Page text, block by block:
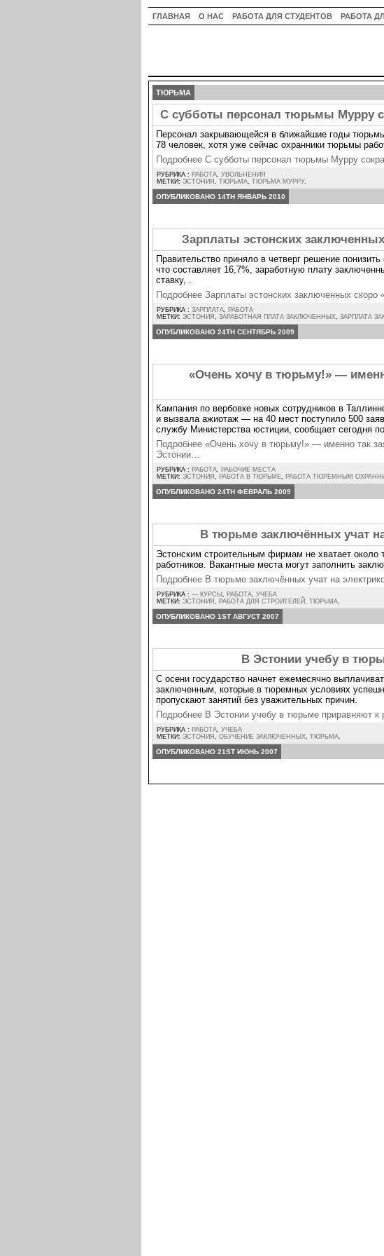
ГЛАВНАЯ О НАС РАБОТА ДЛЯ СТУДЕНТОВ РАБОТА
ТЮРЬМА
С субботы персонал тюрьмы Мурру
Персонал закрывающейся в ближайшие годы
78 человек, хотя уже сейчас охранники тюрьмы
Подробнее С субботы персонал тюрьмы Мурру
РУБРИКА : РАБОТА, УВОЛЬНЕНИЯ
МЕТКИ: ЭСТОНИЯ , ТЮРЬМА, ТЮРЬМА МУРРУ.
ОПУБЛИКОВАНО 14TH ЯНВАРЬ 2010
Зарплаты эстонских
Правительство приняло в четверг решение
что составляет 16,7%, заработную плату
ставку, .
Подробнее Зарплаты эстонских заключенных скоро
РУБРИКА : ЗАРПЛАТА, РАБОТА
МЕТКИ: ЭСТОНИЯ , ЗАРАБОТНАЯ ПЛАТА ЗАКЛЮЧЕННЫХ, ЗАРПЛАТА
ОПУБЛИКОВАНО 24TH СЕНТЯБРЬ 2009
«Очень хочу в тюрьму!» —
Кампания по вербовке новых сотрудников в
и вызвала ажиотаж — на 40 мест поступило 500
службу Министерства юстиции, сообщает сегодня
Подробнее «Очень хочу в тюрьму!» — именно так
Эстонии…
РУБРИКА : РАБОТА, РАБОЧИЕ МЕСТА
МЕТКИ: ЭСТОНИЯ , РАБОТА В ТЮРЬМЕ, РАБОТА ТЮРЕМНЫМ
ОПУБЛИКОВАНО 24TH ФЕВРАЛЬ 2009
В тюрьме заключённых учат
Эстонским строительным фирмам не хватает около
работников. Вакантные места могут заполнить
Подробнее В тюрьме заключённых учат на
РУБРИКА : — КУРСЫ , РАБОТА, УЧЕБА
МЕТКИ: ЭСТОНИЯ , РАБОТА ДЛЯ СТРОИТЕЛЕЙ, ТЮРЬМА.
ОПУБЛИКОВАНО 1ST АВГУСТ 2007
В Эстонии учебу в
С осени государство начнет ежемесячно
заключенным, которые в тюремных условиях
пропускают занятий без уважительных причин.
Подробнее В Эстонии учебу в тюрьме приравняют к
РУБРИКА : РАБОТА, УЧЕБА
МЕТКИ: ЭСТОНИЯ , ОБУЧЕНИЕ ЗАКЛЮЧЕННЫХ, ТЮРЬМА.
ОПУБЛИКОВАНО 21ST ИЮНЬ 2007